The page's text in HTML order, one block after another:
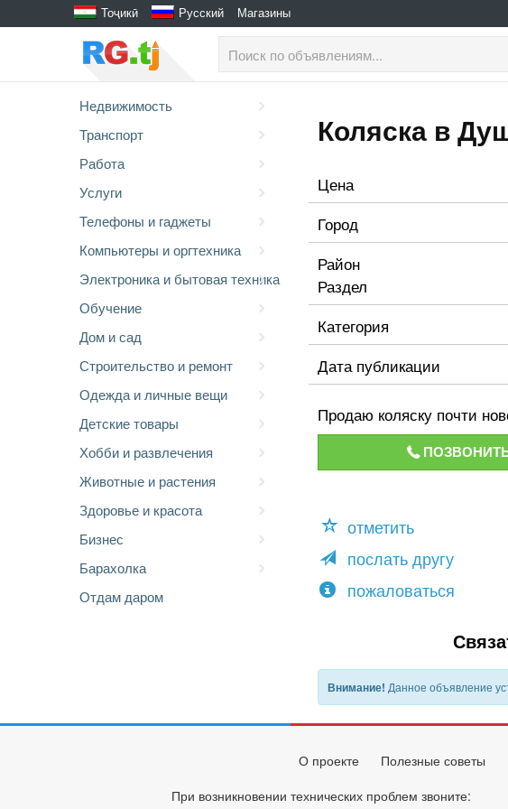
Тоҷикӣ Русский Магазины
Недвижимость
Транспорт
Работа
Услуги
Телефоны и гаджеты
Компьютеры и оргтехника
Электроника и бытовая техника
Обучение
Дом и сад
Строительство и ремонт
Одежда и личные вещи
Детские товары
Хобби и развлечения
Животные и растения
Здоровье и красота
Бизнес
Барахолка
Отдам даром
Коляска в
Цена
Город
Район
Раздел
Категория
Дата публикации
Продаю коляску почти
отметить
послать другу
пожаловаться
Внимание! Данное объявление
О проекте Полезные советы
При возникновении технических проблем звоните: